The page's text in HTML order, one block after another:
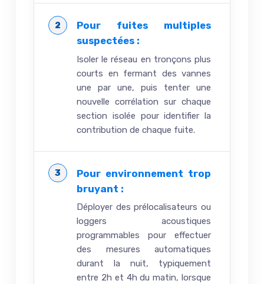
Pour fuites multiples
suspectées :
Isoler le réseau en tronçons plus
courts en fermant des vannes
une par une, puis tenter une
nouvelle corrélation sur chaque
section isolée pour identifier la
contribution de chaque fuite.
Pour environnement trop
bruyant :
Déployer des prélocalisateurs ou
loggers acoustiques
programmables pour effectuer
des mesures automatiques
durant la nuit, typiquement
entre 2h et 4h du matin, lorsque